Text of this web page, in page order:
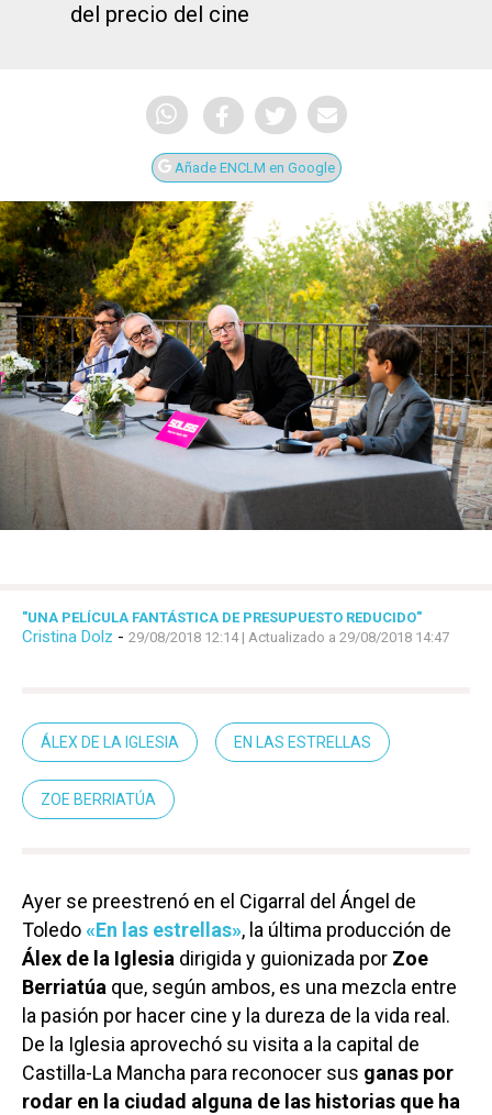
del precio del cine
Añade ENCLM en Google
"UNA PELÍCULA FANTÁSTICA DE PRESUPUESTO REDUCIDO"
Cristina Dolz - 29/08/2018 12:14| Actualizado a 29/08/2018 14:47
ÁLEX DE LA IGLESIA EN LAS ESTRELLAS
ZOE BERRIATÚA
Ayer se preestrenó en el Cigarral del Ángel de
Toledo«En las estrellas», la última producción de
Álex de la Iglesia dirigida y guionizada por Zoe
Berriatúa que, según ambos, es una mezcla entre
la pasión por hacer cine y la dureza de la vida real.
De la Iglesia aprovechó su visita a la capital de
Castilla-La Mancha para reconocer sus ganas por
rodar en la ciudad alguna de las historias que ha